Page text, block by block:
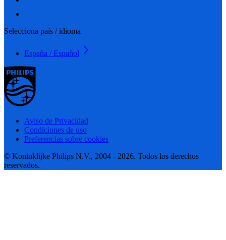
Selecciona país / idioma
España / Español
Aviso de Privacidad
Condiciones de uso
Preferencias sobre cookies
© Koninklijke Philips N.V., 2004 - 2026. Todos los derechos
reservados.